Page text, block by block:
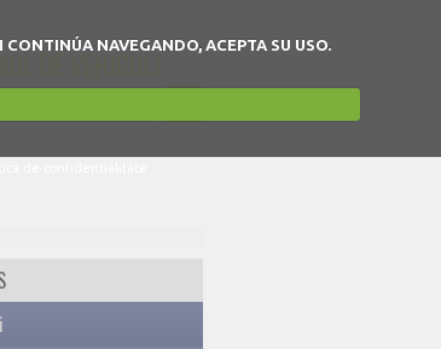
NAVEGANDO, ACEPTA SU USO.
DE VEHICULE